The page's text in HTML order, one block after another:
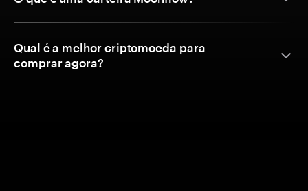
Qual é a melhor criptomoeda para
comprar agora?